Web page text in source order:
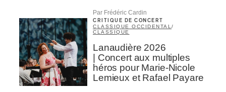
Par Frédéric Cardin
CRITIQUE DE CONCERT
CLASSIQUE OCCIDENTAL /
CLASSIQUE
Lanaudière 2026
| Concert aux multiples
héros pour Marie-Nicole
Lemieux et Rafael Payare